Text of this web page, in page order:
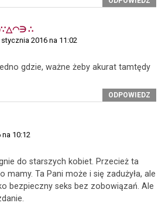
∴
stycznia 2016 na 11:02
gdzie, ważne żeby akurat tamtędy
ODPOWIEDZ
na 10:12
do starszych kobiet. Przecież ta
mamy. Ta Pani może i się zadużyła, ale
bezpieczny seks bez zobowiązań. Ale